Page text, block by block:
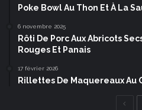
Poke Bowl Au Thon Et À La
6 novembre 2025
Rôti De Porc Aux Abricots
Rouges Et Panais
17 février 2026
Rillettes De Maquereaux Au